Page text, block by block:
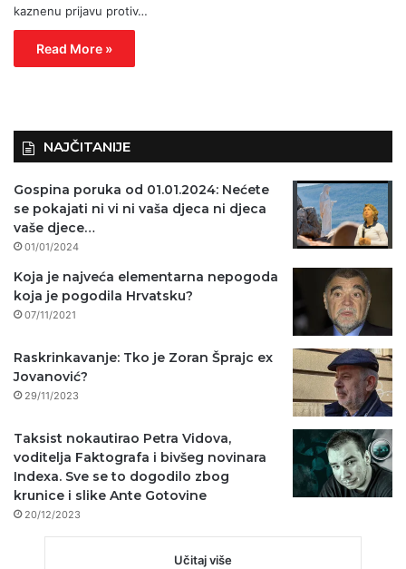
kaznenu prijavu protiv…
Read More »
NAJČITANIJE
Gospina poruka od 01.01.2024: Nećete
se pokajati ni vi ni vaša djeca ni djeca
vaše djece…
01/01/2024
Koja je najveća elementarna nepogoda
koja je pogodila Hrvatsku?
07/11/2021
Raskrinkavanje: Tko je Zoran Šprajc ex
Jovanović?
29/11/2023
Taksist nokautirao Petra Vidova,
voditelja Faktografa i bivšeg novinara
Indexa. Sve se to dogodilo zbog
krunice i slike Ante Gotovine
20/12/2023
Učitaj više